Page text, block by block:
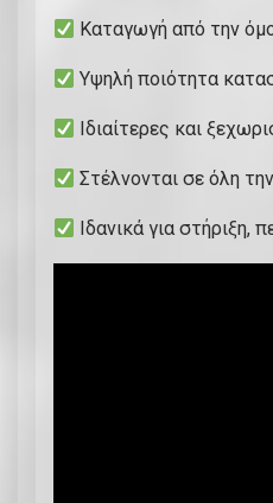
Καταγωγή από την
Υψηλή ποιότητα
Ιδιαίτερες και
Στέλνονται σε όλη
Ιδανικά για στήριξη,